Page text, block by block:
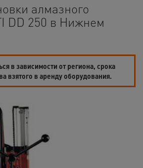
алмазного
DD 250 в Нижнем
в зависимости от региона, срока
взятого в аренду оборудования.